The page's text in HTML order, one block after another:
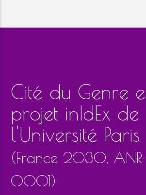
Cité du Genre
projet inIdEx de
l'Université
(France 2030, ANR-
0001)